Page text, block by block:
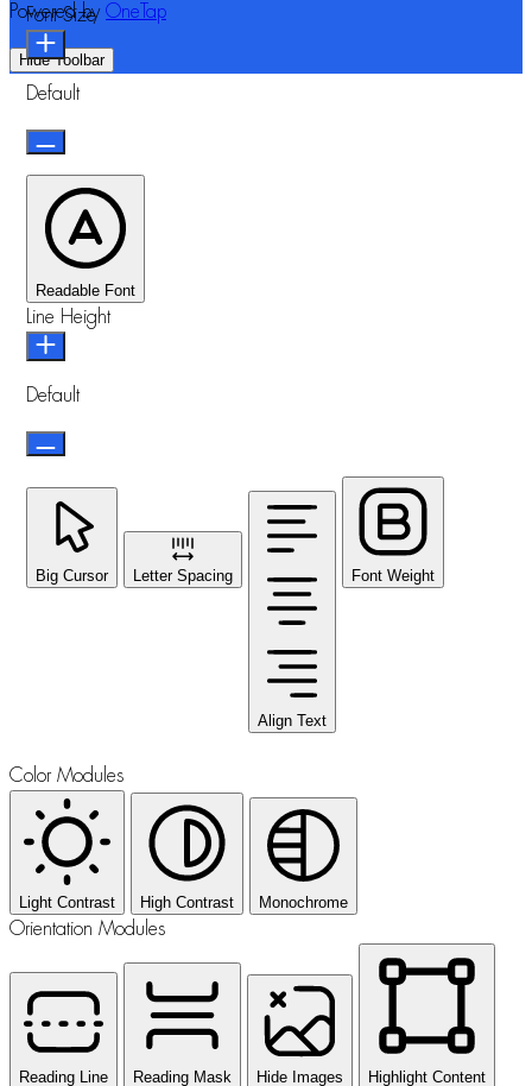
Powered by OneTap
Hide Toolbar
Font Size
Default
Readable Font
Line Height
Default
Big Cursor Letter Spacing
Align Text
Font Weight
Color Modules
Light Contrast High Contrast Monochrome
Orientation Modules
Reading Line Reading Mask Hide Images Highlight Content